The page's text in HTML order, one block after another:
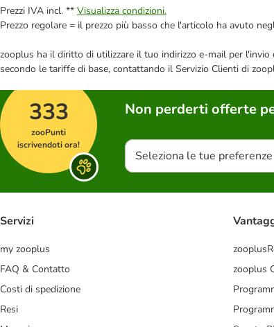
Prezzi IVA incl. ** Visualizza condizioni.
Prezzo regolare = il prezzo più basso che l'articolo ha avuto
zooplus ha il diritto di utilizzare il tuo indirizzo e-mail per
secondo le tariffe di base, contattando il Servizio Clienti di
333
zooPunti
iscrivendoti ora!
Non perderti offerte
Seleziona le tue preferenze
Servizi
my zooplus
FAQ & Contatto
Costi di spedizione
Resi
zooplus